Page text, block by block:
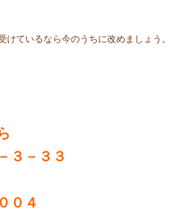
ているなら今のうちに改めましょう。
３－３３
０４